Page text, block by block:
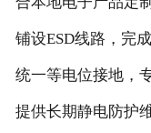
铺设ESD线路，完
统一等电位接地，
提供长期静电防护